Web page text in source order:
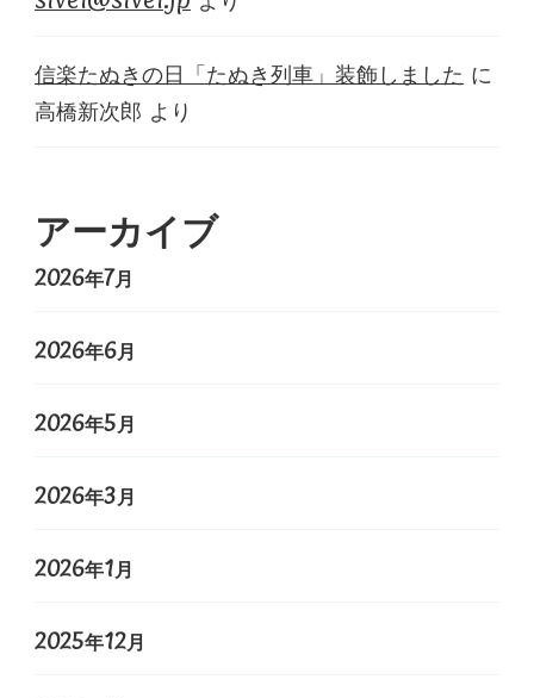
信楽たぬきの日「たぬき列車」装飾しました に
高橋新次郎 より
アーカイブ
2026年7月
2026年6月
2026年5月
2026年3月
2026年1月
2025年12月